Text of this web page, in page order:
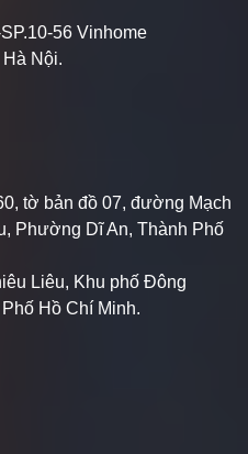
56 Vinhome
Nội.
tờ bản đồ 07, đường Mạch
Phường Dĩ An, Thành Phố
Liêu, Khu phố Đông
Hồ Chí Minh.